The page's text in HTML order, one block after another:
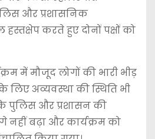
और प्रशासनिक
करते हुए दोनों पक्षों को
में मौजूद लोगों की भारी भीड़
अव्यवस्था की स्थिति भी
पुलिस और प्रशासन की
नहीं बढ़ा और कार्यक्रम को